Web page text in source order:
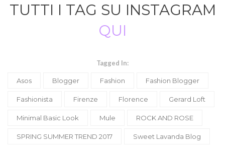
TUTTI I TAG SU INSTAGRAM
QUI
Tagged In:
Asos Blogger Fashion Fashion Blogger
Fashionista Firenze Florence Gerard Loft
Minimal Basic Look Mule ROCK AND ROSE
SPRING SUMMER TREND 2017 Sweet Lavanda Blog